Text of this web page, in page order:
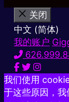
关闭
中文 (简体)
我的账户
我们使用
于这些原因，